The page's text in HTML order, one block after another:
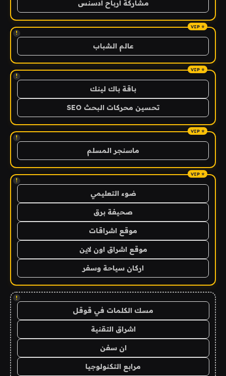
مشاركة ارباح ادسنس
!
عالم الشباب
!
باقة باك لينك
تحسين محركات البحث SEO
!
ماسنجر المسلم
!
ضوء التعليمي
صحيفة برق
موقع اشراقات
موقع اشراق اون لاين
اركان سياحة وسفر
!
مسك الكلمات في قوقل
اشراق التقنية
ان سفن
مرابع التكنولوجيا